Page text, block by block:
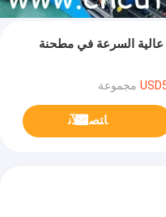
عالية السرعة في مطحنة
ﺎﺘﺼﻟ ﺍﻶﻧ